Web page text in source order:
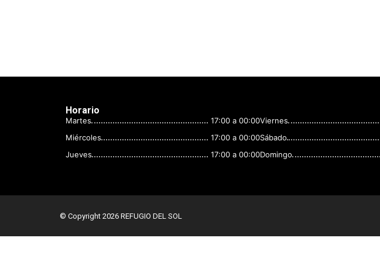
Horario
Martes
17:00 a 00:00
Miércoles
17:00 a 00:00
Jueves
17:00 a 00:00
Viernes
Sábado
Domingo
© Copyright 2026 REFUGIO DEL SOL